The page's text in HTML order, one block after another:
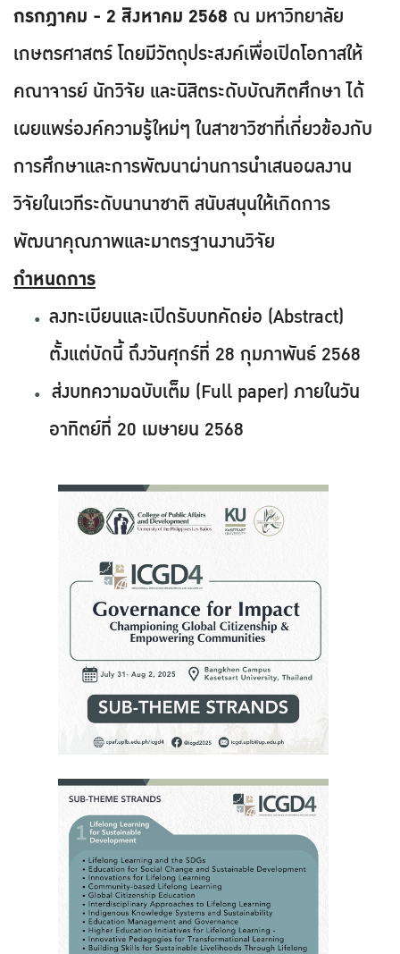
กรกฎาคม - 2 สิงหาคม 2568 ณ มหาวิทยาลัย
เกษตรศาสตร์ โดยมีวัตถุประสงค์เพื่อเปิดโอกาสให้
คณาจารย์ นักวิจัย และนิสิตระดับบัณฑิตศึกษา ได้
เผยแพร่องค์ความรู้ใหม่ๆ ในสาขาวิชาที่เกี่ยวข้องกับ
การศึกษาและการพัฒนาผ่านการนำเสนอผลงาน
วิจัยในเวทีระดับนานาชาติ สนับสนุนให้เกิดการ
พัฒนาคุณภาพและมาตรฐานงานวิจัย
กำหนดการ
ลงทะเบียนและเปิดรับบทคัดย่อ (Abstract)
ตั้งแต่บัดนี้ ถึงวันศุกร์ที่ 28 กุมภาพันธ์ 2568
ส่งบทความฉบับเต็ม (Full paper) ภายในวัน
อาทิตย์ที่ 20 เมษายน 2568